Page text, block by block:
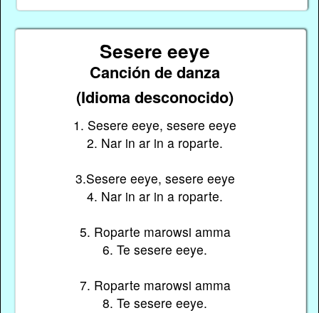
Sesere eeye
Canción de danza
(Idioma desconocido)
1. Sesere eeye, sesere eeye
2. Nar in ar in a roparte.
3.Sesere eeye, sesere eeye
4. Nar in ar in a roparte.
5. Roparte marowsi amma
6. Te sesere eeye.
7. Roparte marowsi amma
8. Te sesere eeye.